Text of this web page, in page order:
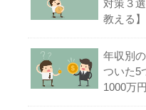
対策３
教える】
年収別
ついた5
1000万